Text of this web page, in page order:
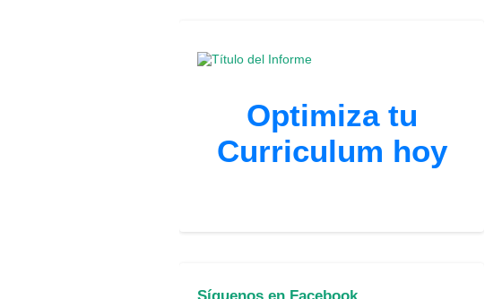
Optimiza tu
Curriculum hoy